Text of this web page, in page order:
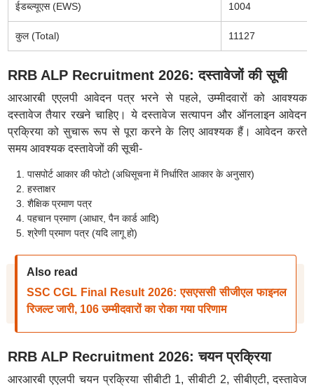
ईडब्ल्यूएस (EWS) 1004
कुल (Total) 11127
RRB ALP Recruitment 2026: दस्तावेजों की सूची
आरआरबी एएलपी आवेदन पत्र भरने से पहले, उम्मीदवारों को आवश्यक
दस्तावेज तैयार रखने चाहिए। ये दस्तावेज सत्यापन और ऑनलाइन आवेदन
प्रक्रिया को सुचारू रूप से पूरा करने के लिए आवश्यक हैं। आवेदन करते
समय आवश्यक दस्तावेजों की सूची-
पासपोर्ट आकार की फोटो (अधिसूचना में निर्धारित आकार के अनुसार)
हस्ताक्षर
शैक्षिक प्रमाण पत्र
पहचान प्रमाण (आधार, पैन कार्ड आदि)
श्रेणी प्रमाण पत्र (यदि लागू हो)
Also read
SSC CGL Final Result 2026: एसएससी सीजीएल फाइनल
रिजल्ट जारी, 106 उम्मीदवारों का रोका गया परिणाम
RRB ALP Recruitment 2026: चयन प्रक्रिया
आरआरबी एएलपी चयन प्रक्रिया सीबीटी 1, सीबीटी 2, सीबीएटी, दस्तावेज